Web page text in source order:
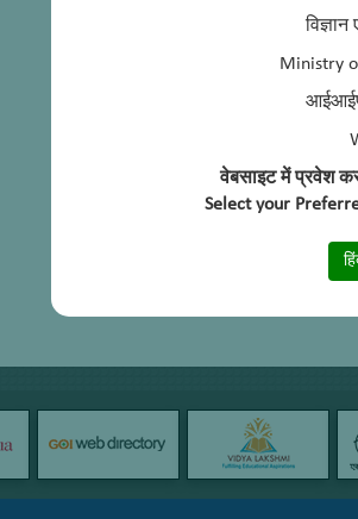
विज्ञान
Ministry
वेबसाइट में प्रवेश
Select your